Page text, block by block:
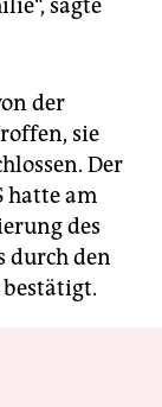
sagte
der
sie
Der
hatte am
des
durch den